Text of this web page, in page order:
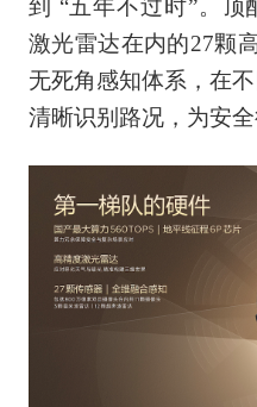
到 “五年不过时”。顶
激光雷达在内的27颗
无死角感知体系，在
清晰识别路况，为安全